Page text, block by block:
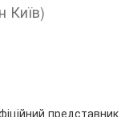
Київ)
представник